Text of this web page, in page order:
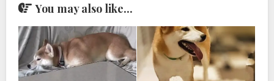
You may also like...